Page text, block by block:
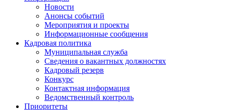
Новости
Анонсы событий
Мероприятия и проекты
Информационные сообщения
Кадровая политика
Муниципальная служба
Сведения о вакантных должностях
Кадровый резерв
Конкурс
Контактная информация
Ведомственный контроль
Приоритеты